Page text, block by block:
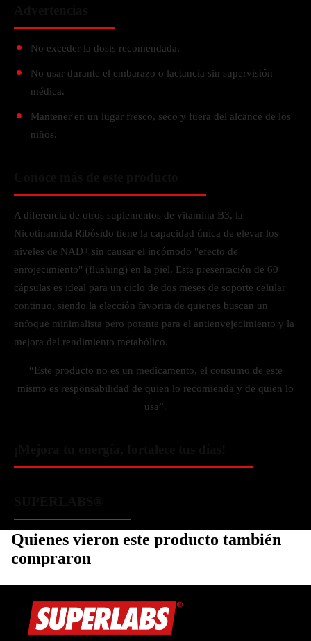
No exceder la dosis recomendada.
No usar durante el embarazo o lactancia sin supervisión
médica.
Mantener en un lugar fresco, seco y fuera del alcance de los
niños.
A diferencia de otros suplementos de vitamina B3, la
Nicotinamida Ribósido tiene la capacidad única de elevar los
niveles de NAD+ sin causar el incómodo "efecto de
enrojecimiento" (flushing) en la piel. Esta presentación de 60
cápsulas es ideal para un ciclo de dos meses de soporte celular
continuo, siendo la elección favorita de quienes buscan un
enfoque minimalista pero potente para el antienvejecimiento y la
mejora del rendimiento metabólico.
“Este producto no es un medicamento, el consumo de este
mismo es responsabilidad de quien lo recomienda y de quien lo
usa”.
Quienes vieron este producto también
compraron